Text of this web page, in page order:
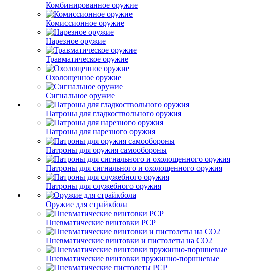
Комбинированное оружие
Комиссионное оружие
Нарезное оружие
Травматическое оружие
Охолощенное оружие
Сигнальное оружие
Патроны для гладкоствольного оружия
Патроны для нарезного оружия
Патроны для оружия самообороны
Патроны для сигнального и охолощенного оружия
Патроны для служебного оружия
Оружие для страйкбола
Пневматические винтовки PCP
Пневматические винтовки и пистолеты на CO2
Пневматические винтовки пружинно-поршневые